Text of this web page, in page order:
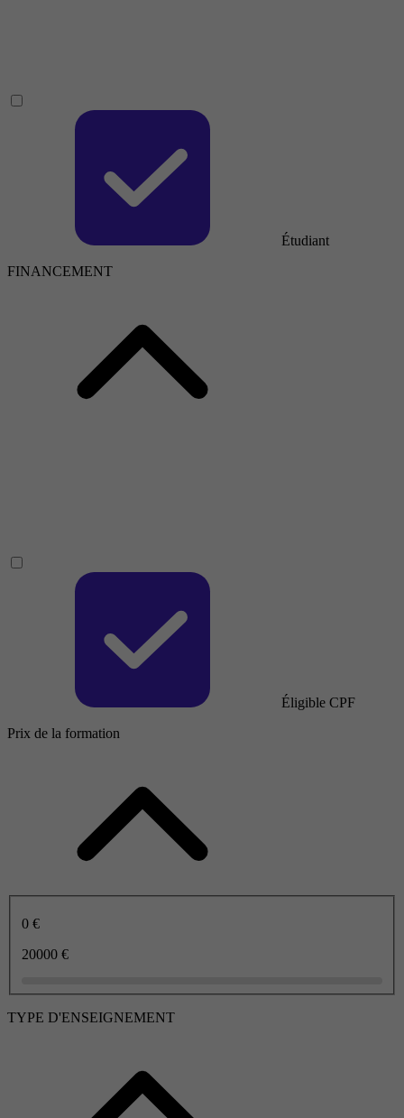
Étudiant
FINANCEMENT
Éligible CPF
Prix de la formation
0 €
20000 €
TYPE D'ENSEIGNEMENT